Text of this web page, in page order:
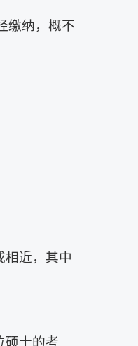
缴纳，概不
相近，其中
硕士的考